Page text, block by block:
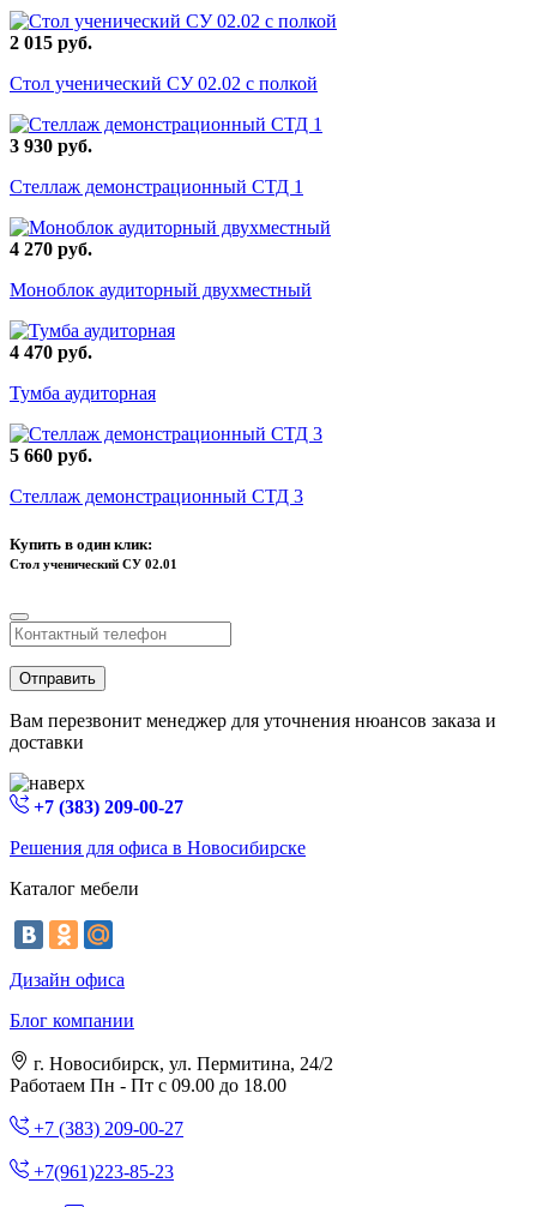
2 015 руб.
Стол ученический СУ 02.02 с полкой
3 930 руб.
Стеллаж демонстрационный СТД 1
4 270 руб.
Моноблок аудиторный двухместный
4 470 руб.
Тумба аудиторная
5 660 руб.
Стеллаж демонстрационный СТД 3
Купить в один клик:
Стол ученический СУ 02.01
Отправить
Вам перезвонит менеджер для уточнения нюансов заказа и
доставки
+7 (383) 209-00-27
Решения для офиса в Новосибирске
Каталог мебели
Дизайн офиса
Блог компании
г. Новосибирск, ул. Пермитина, 24/2
Работаем Пн - Пт с 09.00 до 18.00
+7 (383) 209-00-27
+7(961)223-85-23